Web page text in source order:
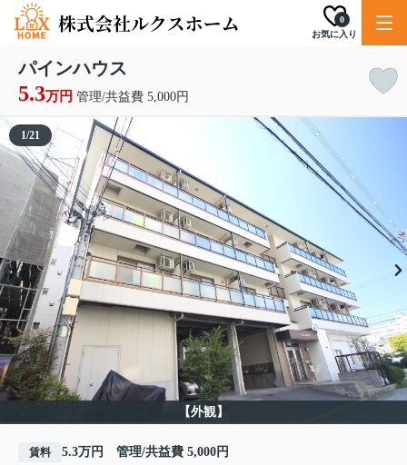
お気に入り
0
パインハウス
5.3万円 管理/共益費 5,000円
【外観】
1/21
賃料 5.3万円 管理/共益費 5,000円